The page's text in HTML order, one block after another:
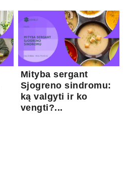
Mityba sergant
Sjogreno sindromu:
ką valgyti ir ko
vengti?...